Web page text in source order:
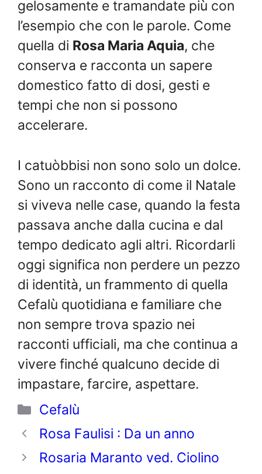
gelosamente e tramandate più con
l’esempio che con le parole. Come
quella di Rosa Maria Aquia, che
conserva e racconta un sapere
domestico fatto di dosi, gesti e
tempi che non si possono
accelerare.
I catuòbbisi non sono solo un dolce.
Sono un racconto di come il Natale
si viveva nelle case, quando la festa
passava anche dalla cucina e dal
tempo dedicato agli altri. Ricordarli
oggi significa non perdere un pezzo
di identità, un frammento di quella
Cefalù quotidiana e familiare che
non sempre trova spazio nei
racconti ufficiali, ma che continua a
vivere finché qualcuno decide di
impastare, farcire, aspettare.
Categorie
Cefalù
Rosa Faulisi : Da un anno
Rosaria Maranto ved. Ciolino